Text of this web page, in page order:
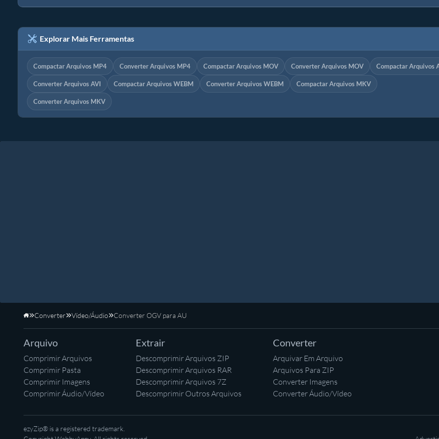
Explorar Mais Ferramentas
Compactar Arquivos MP4 Converter Arquivos MP4 Compactar Arquivos MOV Converter Arquivos MOV Compactar Arquivos
Converter Arquivos AVI Compactar Arquivos WEBM Converter Arquivos WEBM Compactar Arquivos MKV
Converter Arquivos MKV
Início
Converter Vídeo/Áudio Converter OGV para AU
Arquivo
Comprimir Arquivos
Comprimir Pasta
Comprimir Imagens
Comprimir Áudio/Vídeo
Extrair
Descomprimir Arquivos ZIP
Descomprimir Arquivos RAR
Descomprimir Arquivos 7Z
Descomprimir Outros Arquivos
Converter
Arquivar Em Arquivo
Arquivos Para ZIP
Converter Imagens
Converter Áudio/Vídeo
ezyZip® is a registered trademark.